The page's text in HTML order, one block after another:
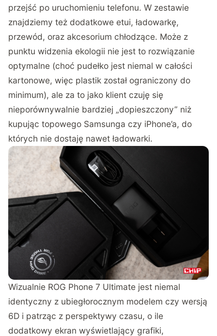
przejść po uruchomieniu telefonu. W zestawie
znajdziemy też dodatkowe etui, ładowarkę,
przewód, oraz akcesorium chłodzące. Może z
punktu widzenia ekologii nie jest to rozwiązanie
optymalne (choć pudełko jest niemal w całości
kartonowe, więc plastik został ograniczony do
minimum), ale za to jako klient czuję się
nieporównywalnie bardziej „dopieszczony” niż
kupując topowego Samsunga czy iPhone’a, do
których nie dostaję nawet ładowarki.
Wizualnie ROG Phone 7 Ultimate jest niemal
identyczny z ubiegłorocznym modelem czy wersją
6D i patrząc z perspektywy czasu, o ile
dodatkowy ekran wyświetlający grafiki,